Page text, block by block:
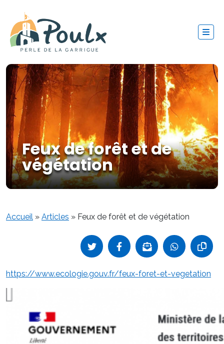
Feux de forêt et de
végétation
Accueil » Articles » Feux de forêt et de végétation
https://www.ecologie.gouv.fr/feux-foret-et-vegetation